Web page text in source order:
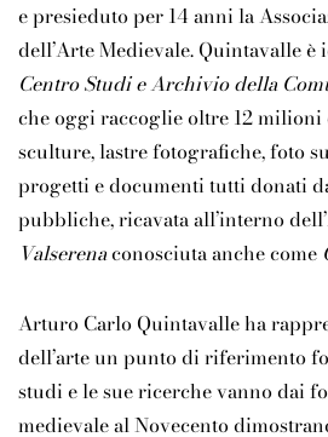
e presieduto per 14 anni la
dell’Arte Medievale. Quintavalle è
Centro Studi e Archivio della
che oggi raccoglie oltre 12
sculture, lastre fotografiche, foto
progetti e documenti tutti donati
pubbliche, ricavata all’interno dell’
Valserenaconosciuta anche come
Arturo Carlo Quintavalle ha
dell’arte un punto di riferimento
studi e le sue ricerche vanno dai
medievale al Novecento